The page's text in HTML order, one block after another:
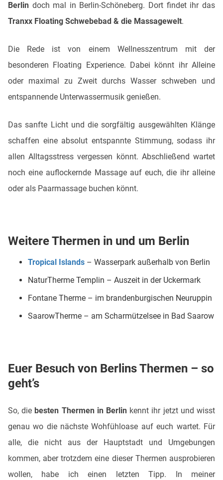
Berlin doch mal in Berlin-Schöneberg. Dort findet ihr das
Tranxx Floating Schwebebad & die Massagewelt.
Die Rede ist von einem Wellnesszentrum mit der
besonderen Floating Experience. Dabei könnt ihr Alleine
oder maximal zu Zweit durchs Wasser schweben und
entspannende Unterwassermusik genießen.
Das sanfte Licht und die sorgfältig ausgewählten Klänge
schaffen eine absolut entspannte Stimmung, sodass ihr
allen Alltagsstress vergessen könnt. Abschließend wartet
noch eine auflockernde Massage auf euch, die ihr alleine
oder als Paarmassage buchen könnt.
Weitere Thermen in und um Berlin
Tropical Islands – Wasserpark außerhalb von Berlin
NaturTherme Templin – Auszeit in der Uckermark
Fontane Therme – im brandenburgischen Neuruppin
SaarowTherme – am Scharmützelsee in Bad Saarow
Euer Besuch von Berlins Thermen – so
geht’s
So, die besten Thermen in Berlinkennt ihr jetzt und wisst
genau wo die nächste Wohfühloase auf euch wartet. Für
alle, die nicht aus der Hauptstadt und Umgebungen
kommen, aber trotzdem eine dieser Thermen ausprobieren
wollen, habe ich einen letzten Tipp. In meiner